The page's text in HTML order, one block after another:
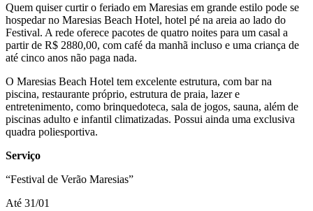
Quem quiser curtir o feriado em Maresias em grande estilo pode se
hospedar no Maresias Beach Hotel, hotel pé na areia ao lado do
Festival. A rede oferece pacotes de quatro noites para um casal a
partir de R$ 2880,00, com café da manhã incluso e uma criança de
até cinco anos não paga nada.
O Maresias Beach Hotel tem excelente estrutura, com bar na
piscina, restaurante próprio, estrutura de praia, lazer e
entretenimento, como brinquedoteca, sala de jogos, sauna, além de
piscinas adulto e infantil climatizadas. Possui ainda uma exclusiva
quadra poliesportiva.
Serviço
“Festival de Verão Maresias”
Até 31/01